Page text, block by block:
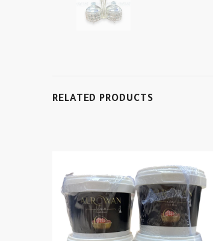
RELATED PRODUCTS